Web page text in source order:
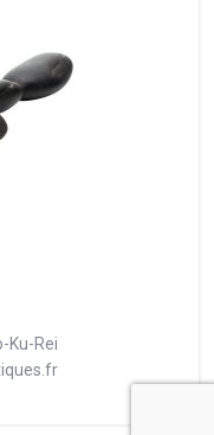
Ku-Rei